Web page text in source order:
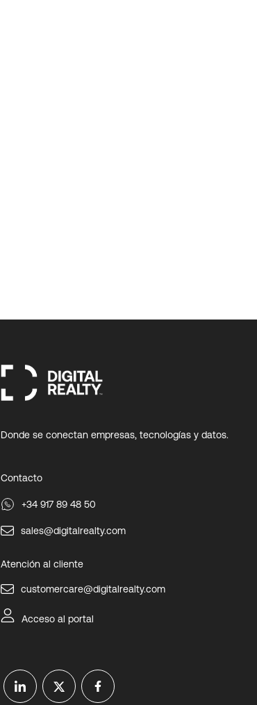
Donde se conectan empresas, tecnologías y datos.
Contacto
+34 917 89 48 50
sales@digitalrealty.com
Atención al cliente
customercare@digitalrealty.com
Acceso al portal